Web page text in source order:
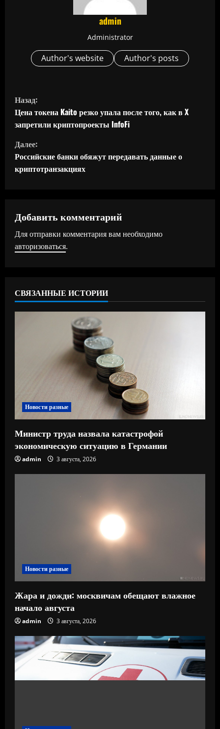
admin
Administrator
Author's website Author's posts
П
р
о
д
о
ж
и
ч
Назад:
Цена токена Kaito резко упала после того, как в X
запретили криптопроекты InfoFi
Далее:
Российские банки обяжут передавать данные о
криптотранзакциях
Добавить комментарий
Для отправки комментария вам необходимо
авторизоваться.
СВЯЗАННЫЕ ИСТОРИИ
Новости разные
Министр труда назвала катастрофой
экономическую ситуацию в Германии
admin 3 августа, 2026
Новости разные
Жара и дожди: москвичам обещают влажное
начало августа
admin 3 августа, 2026